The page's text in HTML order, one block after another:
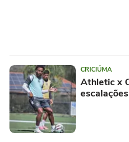
CRICIÚMA
Athletic x